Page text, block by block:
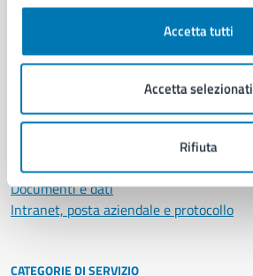
Accetta tutti
Accetta selezionati
Rifiuta
AMMINISTRAZIONE
Organi di governo
Enti e fondazioni
Personale amministrativo
Documenti e dati
Intranet, posta aziendale e protocollo
CATEGORIE DI SERVIZIO